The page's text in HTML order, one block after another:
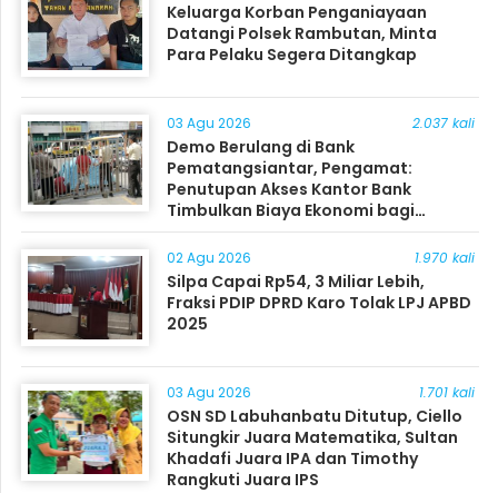
Keluarga Korban Penganiayaan
Datangi Polsek Rambutan, Minta
Para Pelaku Segera Ditangkap
03 Agu 2026 2.037 kali
Demo Berulang di Bank
Pematangsiantar, Pengamat:
Penutupan Akses Kantor Bank
Timbulkan Biaya Ekonomi bagi
Masyarakat
02 Agu 2026 1.970 kali
Silpa Capai Rp54, 3 Miliar Lebih,
Fraksi PDIP DPRD Karo Tolak LPJ APBD
2025
03 Agu 2026 1.701 kali
OSN SD Labuhanbatu Ditutup, Ciello
Situngkir Juara Matematika, Sultan
Khadafi Juara IPA dan Timothy
Rangkuti Juara IPS